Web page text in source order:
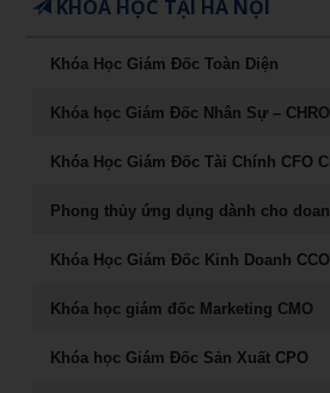
KHÓA HỌC TẠI HÀ NỘI
Khóa Học Giám Đốc Toàn Diện
Khóa học Giám Đốc Nhân Sự – CHRO
Khóa Học Giám Đốc Tài Chính CFO
Phong thủy ứng dụng dành cho
Khóa Học Giám Đốc Kinh Doanh CCO
Khóa học giám đốc Marketing CMO
Khóa học Giám Đốc Sản Xuất CPO